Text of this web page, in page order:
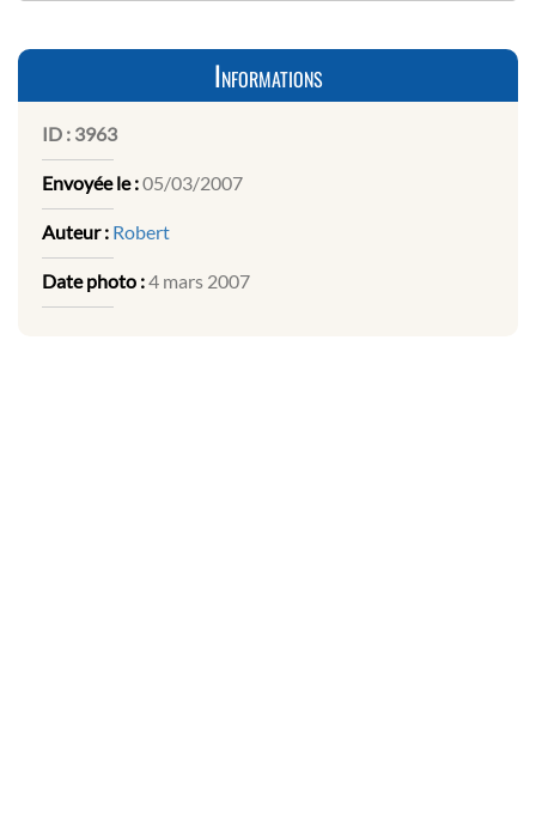
Informations
ID : 3963
Envoyée le :05/03/2007
Auteur : Robert
Date photo :4 mars 2007